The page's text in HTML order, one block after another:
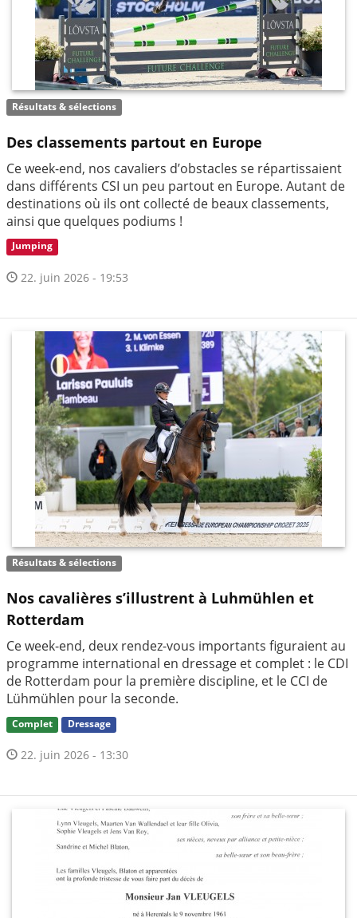
Résultats & sélections
Des classements partout en Europe
Ce week-end, nos cavaliers d’obstacles se répartissaient
dans différents CSI un peu partout en Europe. Autant de
destinations où ils ont collecté de beaux classements,
ainsi que quelques podiums !
Jumping
22. juin 2026 - 19:53
Résultats & sélections
Nos cavalières s’illustrent à Luhmühlen et
Rotterdam
Ce week-end, deux rendez-vous importants figuraient au
programme international en dressage et complet : le CDI
de Rotterdam pour la première discipline, et le CCI de
Lühmühlen pour la seconde.
Complet Dressage
22. juin 2026 - 13:30